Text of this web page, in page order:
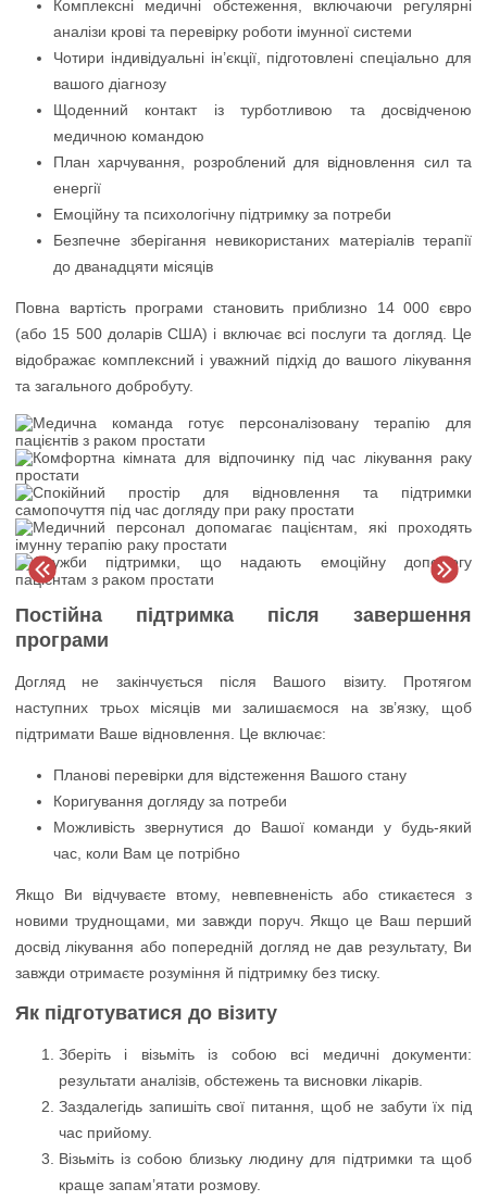
Комплексні медичні обстеження, включаючи регулярні
аналізи крові та перевірку роботи імунної системи
Чотири індивідуальні ін’єкції, підготовлені спеціально для
вашого діагнозу
Щоденний контакт із турботливою та досвідченою
медичною командою
План харчування, розроблений для відновлення сил та
енергії
Емоційну та психологічну підтримку за потреби
Безпечне зберігання невикористаних матеріалів терапії
до дванадцяти місяців
Повна вартість програми становить приблизно 14 000 євро
(або 15 500 доларів США) і включає всі послуги та догляд. Це
відображає комплексний і уважний підхід до вашого лікування
та загального добробуту.
Постійна підтримка після завершення
програми
Догляд не закінчується після Вашого візиту. Протягом
наступних трьох місяців ми залишаємося на зв’язку, щоб
підтримати Ваше відновлення. Це включає:
Планові перевірки для відстеження Вашого стану
Коригування догляду за потреби
Можливість звернутися до Вашої команди у будь-який
час, коли Вам це потрібно
Якщо Ви відчуваєте втому, невпевненість або стикаєтеся з
новими труднощами, ми завжди поруч. Якщо це Ваш перший
досвід лікування або попередній догляд не дав результату, Ви
завжди отримаєте розуміння й підтримку без тиску.
Як підготуватися до візиту
Зберіть і візьміть із собою всі медичні документи:
результати аналізів, обстежень та висновки лікарів.
Заздалегідь запишіть свої питання, щоб не забути їх під
час прийому.
Візьміть із собою близьку людину для підтримки та щоб
краще запам’ятати розмову.